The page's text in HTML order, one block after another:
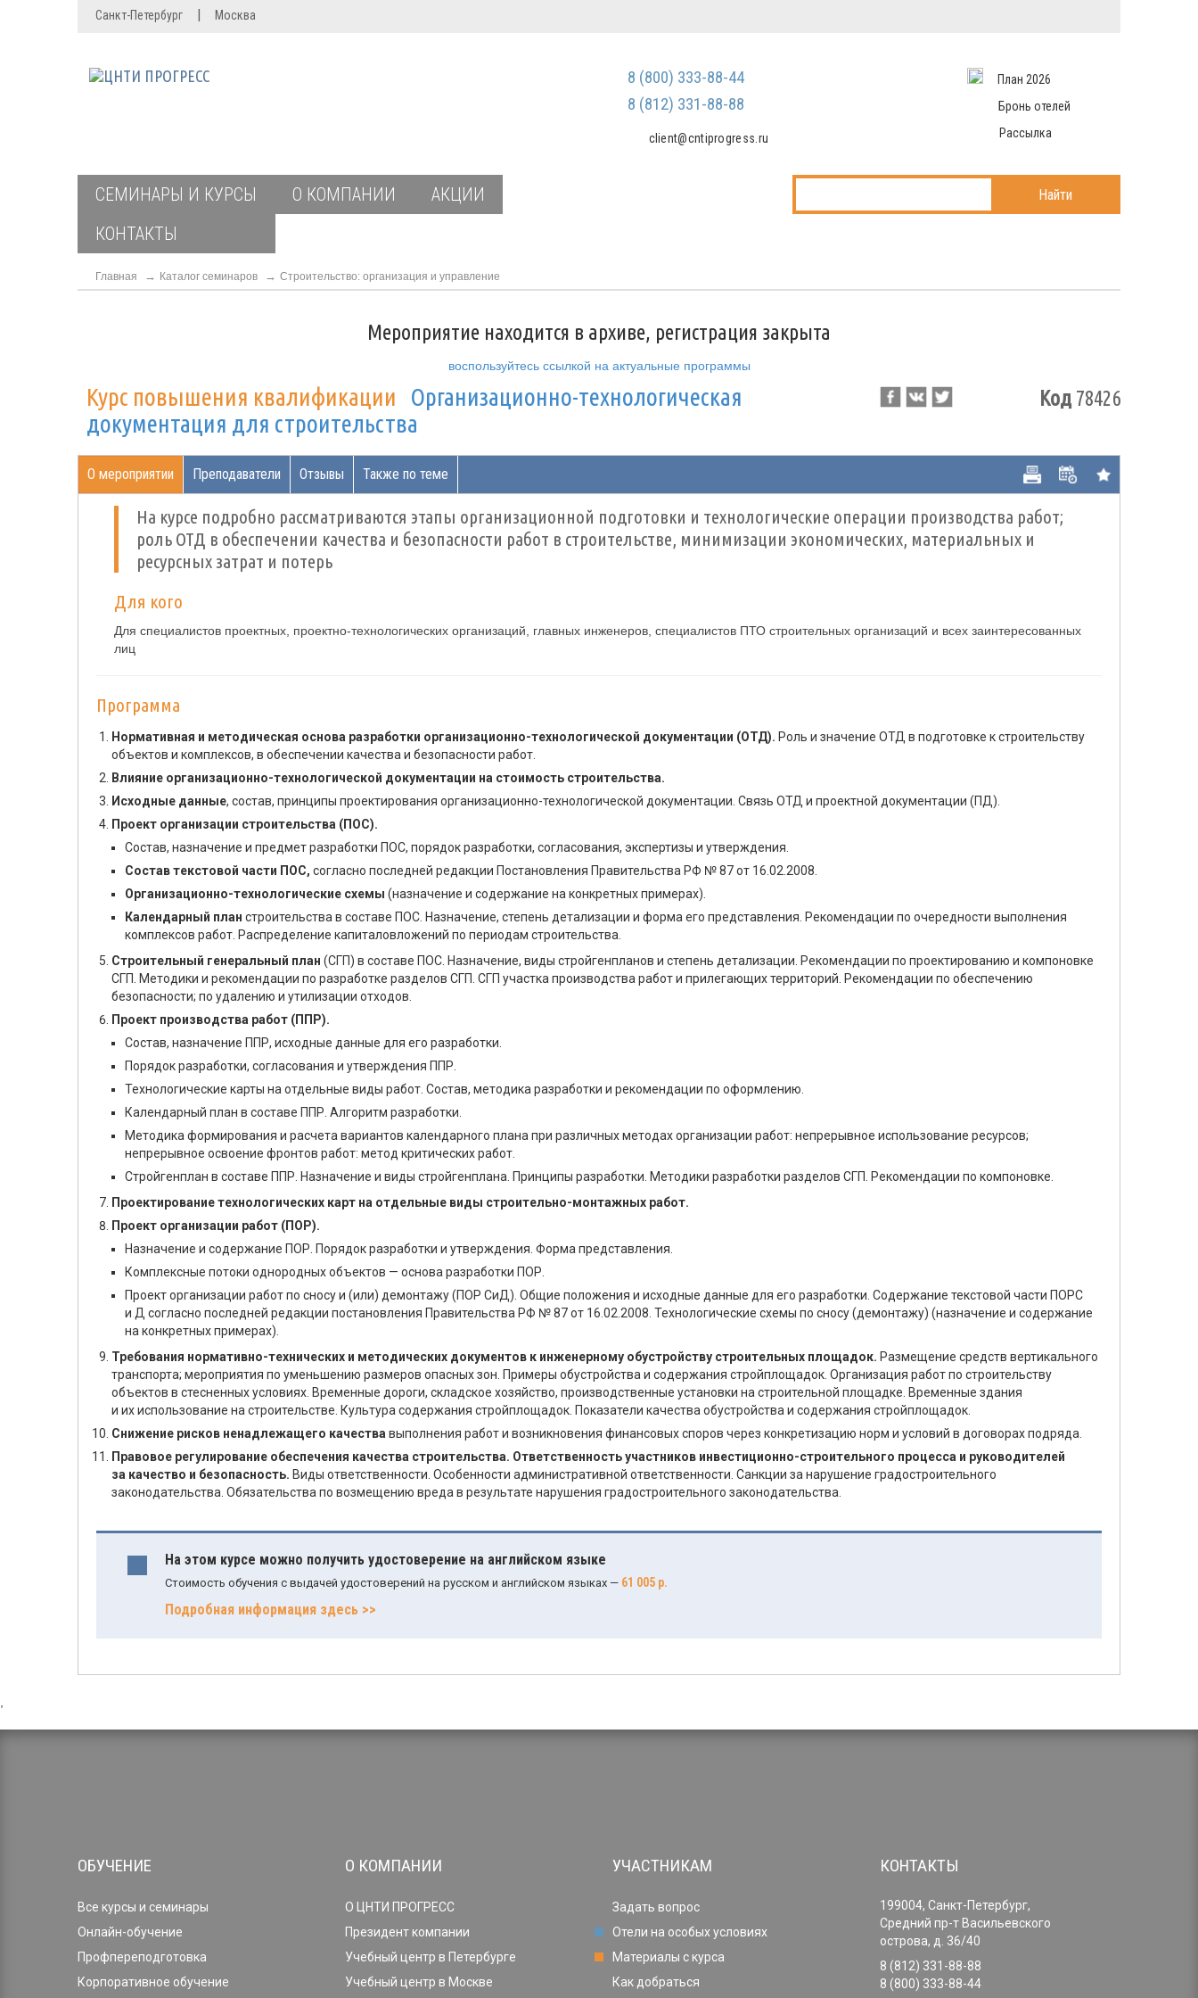
Мы не передаем ваши данные
спам
Запомнить меня
Войти в кабинет
Санкт-Петербург | Москва
8 (800) 333-88-44
8 (812) 331-88-88
client@cntiprogress.ru
План 2026
Бронь отелей
Рассылка
СЕМИНАРЫ И КУРСЫ О КОМПАНИИ
АКЦИИ
КОНТАКТЫ
Найти
Главная Каталог семинаров Строительство: организация и управление
Мероприятие находится в архиве, регистрация закрыта
воспользуйтесь ссылкой на актуальные программы
Курс повышения квалификации
Организационно-технологическая
документация для строительства
Код78426
О мероприятии Преподаватели Отзывы Также по теме
На курсе подробно рассматриваются этапы организационной подготовки и технологические операции производства работ;
роль ОТД в обеспечении качества и безопасности работ в строительстве, минимизации экономических, материальных и
ресурсных затрат и потерь
Для кого
Для специалистов проектных, проектно-технологических организаций, главных инженеров, специалистов ПТО строительных организаций и всех заинтересованных
лиц
Программа
Нормативная и методическая основа разработки организационно-технологической документации (ОТД). Роль и значение ОТД в подготовке к строительству
объектов и комплексов, в обеспечении качества и безопасности работ.
Влияние организационно-технологической документации на стоимость строительства.
Исходные данные, состав, принципы проектирования организационно-технологической документации. Связь ОТД и проектной документации (ПД).
Проект организации строительства (ПОС).
Состав, назначение и предмет разработки ПОС, порядок разработки, согласования, экспертизы и утверждения.
Состав текстовой части ПОС, согласно последней редакции Постановления Правительства РФ № 87 от 16.02.2008.
Организационно-технологические схемы (назначение и содержание на конкретных примерах).
Календарный план строительства в составе ПОС. Назначение, степень детализации и форма его представления. Рекомендации по очередности выполнения
комплексов работ. Распределение капиталовложений по периодам строительства.
Строительный генеральный план (СГП) в составе ПОС. Назначение, виды стройгенпланов и степень детализации. Рекомендации по проектированию и компоновке
СГП. Методики и рекомендации по разработке разделов СГП. СГП участка производства работ и прилегающих территорий. Рекомендации по обеспечению
безопасности; по удалению и утилизации отходов.
Проект производства работ (ППР).
Состав, назначение ППР, исходные данные для его разработки.
Порядок разработки, согласования и утверждения ППР.
Технологические карты на отдельные виды работ. Состав, методика разработки и рекомендации по оформлению.
Календарный план в составе ППР. Алгоритм разработки.
Методика формирования и расчета вариантов календарного плана при различных методах организации работ: непрерывное использование ресурсов;
непрерывное освоение фронтов работ: метод критических работ.
Стройгенплан в составе ППР. Назначение и виды стройгенплана. Принципы разработки. Методики разработки разделов СГП. Рекомендации по компоновке.
Проектирование технологических карт на отдельные виды строительно-монтажных работ.
Проект организации работ (ПОР).
Назначение и содержание ПОР. Порядок разработки и утверждения. Форма представления.
Комплексные потоки однородных объектов — основа разработки ПОР.
Проект организации работ по сносу и (или) демонтажу (ПОР СиД). Общие положения и исходные данные для его разработки. Содержание текстовой части ПОРС
и Д согласно последней редакции постановления Правительства РФ № 87 от 16.02.2008. Технологические схемы по сносу (демонтажу) (назначение и содержание
на конкретных примерах).
Требования нормативно-технических и методических документов к инженерному обустройству строительных площадок. Размещение средств вертикального
транспорта; мероприятия по уменьшению размеров опасных зон. Примеры обустройства и содержания стройплощадок. Организация работ по строительству
объектов в стесненных условиях. Временные дороги, складское хозяйство, производственные установки на строительной площадке. Временные здания
и их использование на строительстве. Культура содержания стройплощадок. Показатели качества обустройства и содержания стройплощадок.
Снижение рисков ненадлежащего качества выполнения работ и возникновения финансовых споров через конкретизацию норм и условий в договорах подряда.
Правовое регулирование обеспечения качества строительства. Ответственность участников инвестиционно-строительного процесса и руководителей
за качество и безопасность. Виды ответственности. Особенности административной ответственности. Санкции за нарушение градостроительного
законодательства. Обязательства по возмещению вреда в результате нарушения градостроительного законодательства.
На этом курсе можно получить удостоверение на английском языке
Стоимость обучения с выдачей удостоверений на русском и английском языках — 61 005 р.
Подробная информация здесь >>
ОБУЧЕНИЕ
Все курсы и семинары
Онлайн-обучение
Профпереподготовка
Корпоративное обучение
О КОМПАНИИ
О ЦНТИ ПРОГРЕСС
Президент компании
Учебный центр в Петербурге
Учебный центр в Москве
УЧАСТНИКАМ
Задать вопрос
Отели на особых условиях
Материалы с курса
Как добраться
КОНТАКТЫ
199004, Санкт-Петербург,
Средний пр-т Васильевского
острова, д. 36/40
8 (812) 331-88-88
8 (800) 333-88-44